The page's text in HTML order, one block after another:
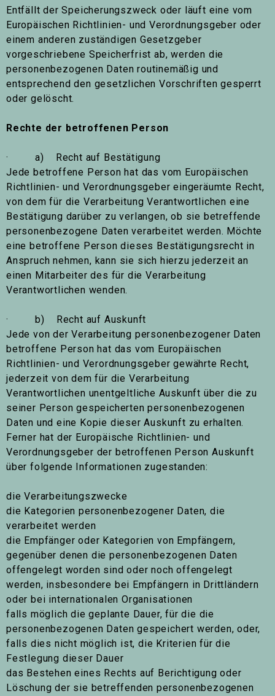
Entfällt der Speicherungszweck oder läuft eine vom
Europäischen Richtlinien- und Verordnungsgeber oder
einem anderen zuständigen Gesetzgeber
vorgeschriebene Speicherfrist ab, werden die
personenbezogenen Daten routinemäßig und
entsprechend den gesetzlichen Vorschriften gesperrt
oder gelöscht.
Rechte der betroffenen Person
· a) Recht auf Bestätigung
Jede betroffene Person hat das vom Europäischen
Richtlinien- und Verordnungsgeber eingeräumte Recht,
von dem für die Verarbeitung Verantwortlichen eine
Bestätigung darüber zu verlangen, ob sie betreffende
personenbezogene Daten verarbeitet werden. Möchte
eine betroffene Person dieses Bestätigungsrecht in
Anspruch nehmen, kann sie sich hierzu jederzeit an
einen Mitarbeiter des für die Verarbeitung
Verantwortlichen wenden.
· b) Recht auf Auskunft
Jede von der Verarbeitung personenbezogener Daten
betroffene Person hat das vom Europäischen
Richtlinien- und Verordnungsgeber gewährte Recht,
jederzeit von dem für die Verarbeitung
Verantwortlichen unentgeltliche Auskunft über die zu
seiner Person gespeicherten personenbezogenen
Daten und eine Kopie dieser Auskunft zu erhalten.
Ferner hat der Europäische Richtlinien- und
Verordnungsgeber der betroffenen Person Auskunft
über folgende Informationen zugestanden:
die Verarbeitungszwecke
die Kategorien personenbezogener Daten, die
verarbeitet werden
die Empfänger oder Kategorien von Empfängern,
gegenüber denen die personenbezogenen Daten
offengelegt worden sind oder noch offengelegt
werden, insbesondere bei Empfängern in Drittländern
oder bei internationalen Organisationen
falls möglich die geplante Dauer, für die die
personenbezogenen Daten gespeichert werden, oder,
falls dies nicht möglich ist, die Kriterien für die
Festlegung dieser Dauer
das Bestehen eines Rechts auf Berichtigung oder
Löschung der sie betreffenden personenbezogenen